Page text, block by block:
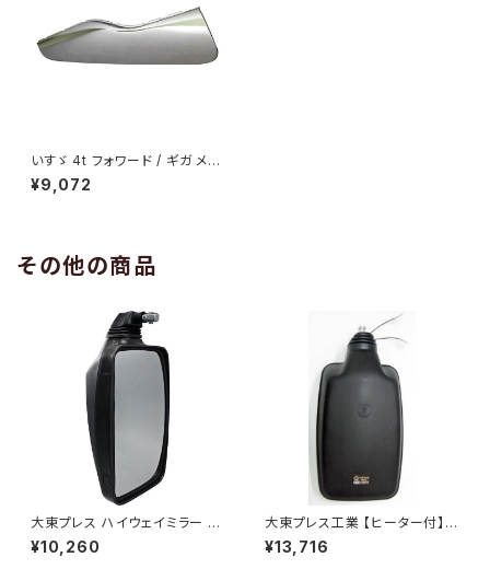
いすゞ 4t フォワード / ギガ メッ
キ ドア アッパー ガーニッシュ 運
転席側 右 両面テープ 貼付タイ
¥9,072
その他の商品
大東プレス ハイウェイミラー R1
¥10,260
大東プレス工業 【ヒーター付】
ハイウェイミラー R1000 326×
206 リモコン無 ヒーター付 DI-
¥13,716